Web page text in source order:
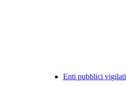
Enti pubblici vigilati